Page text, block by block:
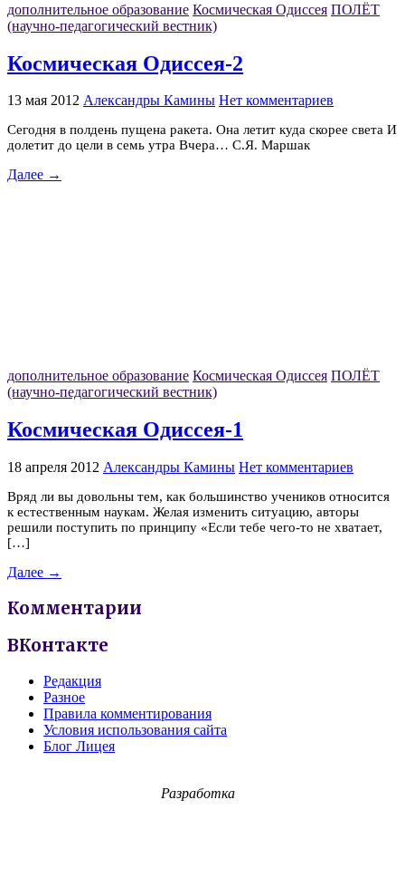
дополнительное образование Космическая Одиссея ПОЛЁТ
(научно-педагогический вестник)
Космическая Одиссея-2
13 мая 2012 Александры Камины Нет комментариев
Сегодня в полдень пущена ракета. Она летит куда скорее света И
долетит до цели в семь утра Вчера… С.Я. Маршак
Далее →
дополнительное образование Космическая Одиссея ПОЛЁТ
(научно-педагогический вестник)
Космическая Одиссея-1
18 апреля 2012 Александры Камины Нет комментариев
Вряд ли вы довольны тем, как большинство учеников относится
к естественным наукам. Желая изменить ситуацию, авторы
решили поступить по принципу «Если тебе чего-то не хватает,
[…]
Далее →
Комментарии
ВКонтакте
Редакция
Разное
Правила комментирования
Условия использования сайта
Блог Лицея
Разработка